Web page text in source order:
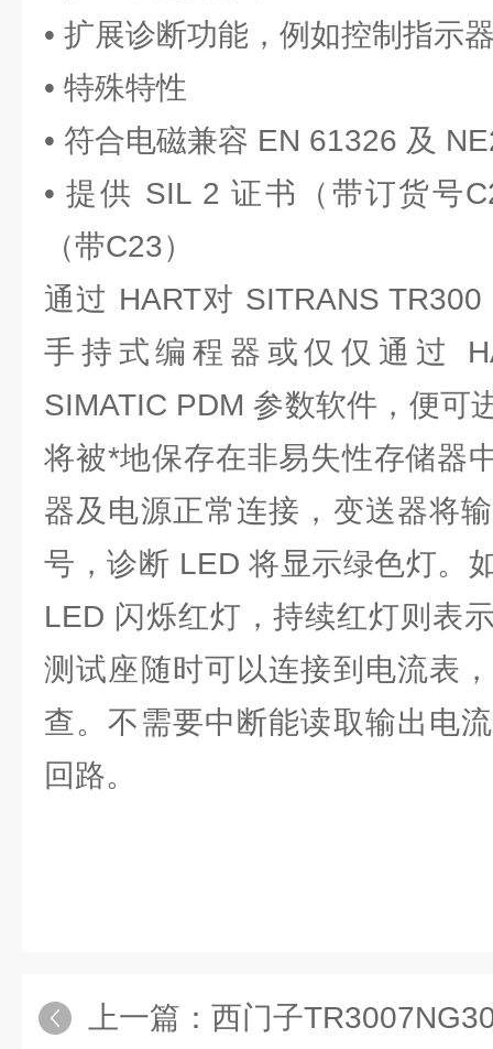
• 扩展诊断功能，例如控制指示
• 特殊特性
• 符合电磁兼容 EN 61326 及
• 提供 SIL 2 证书（带订货号
（带C23）
通过 HART对 SITRANS
手持式编程器或仅仅通过
SIMATIC PDM 参数软件，便可
将被*地保存在非易失性存储器
器及电源正常连接，变送器将
号，诊断 LED 将显示绿色灯。
LED 闪烁红灯，持续红灯则表
测试座随时可以连接到电流表
查。不需要中断能读取输出电
回路。
上一篇： 西门子TR3007NG3033-